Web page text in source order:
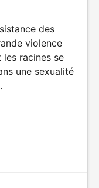
des
violence
racines se
une sexualité